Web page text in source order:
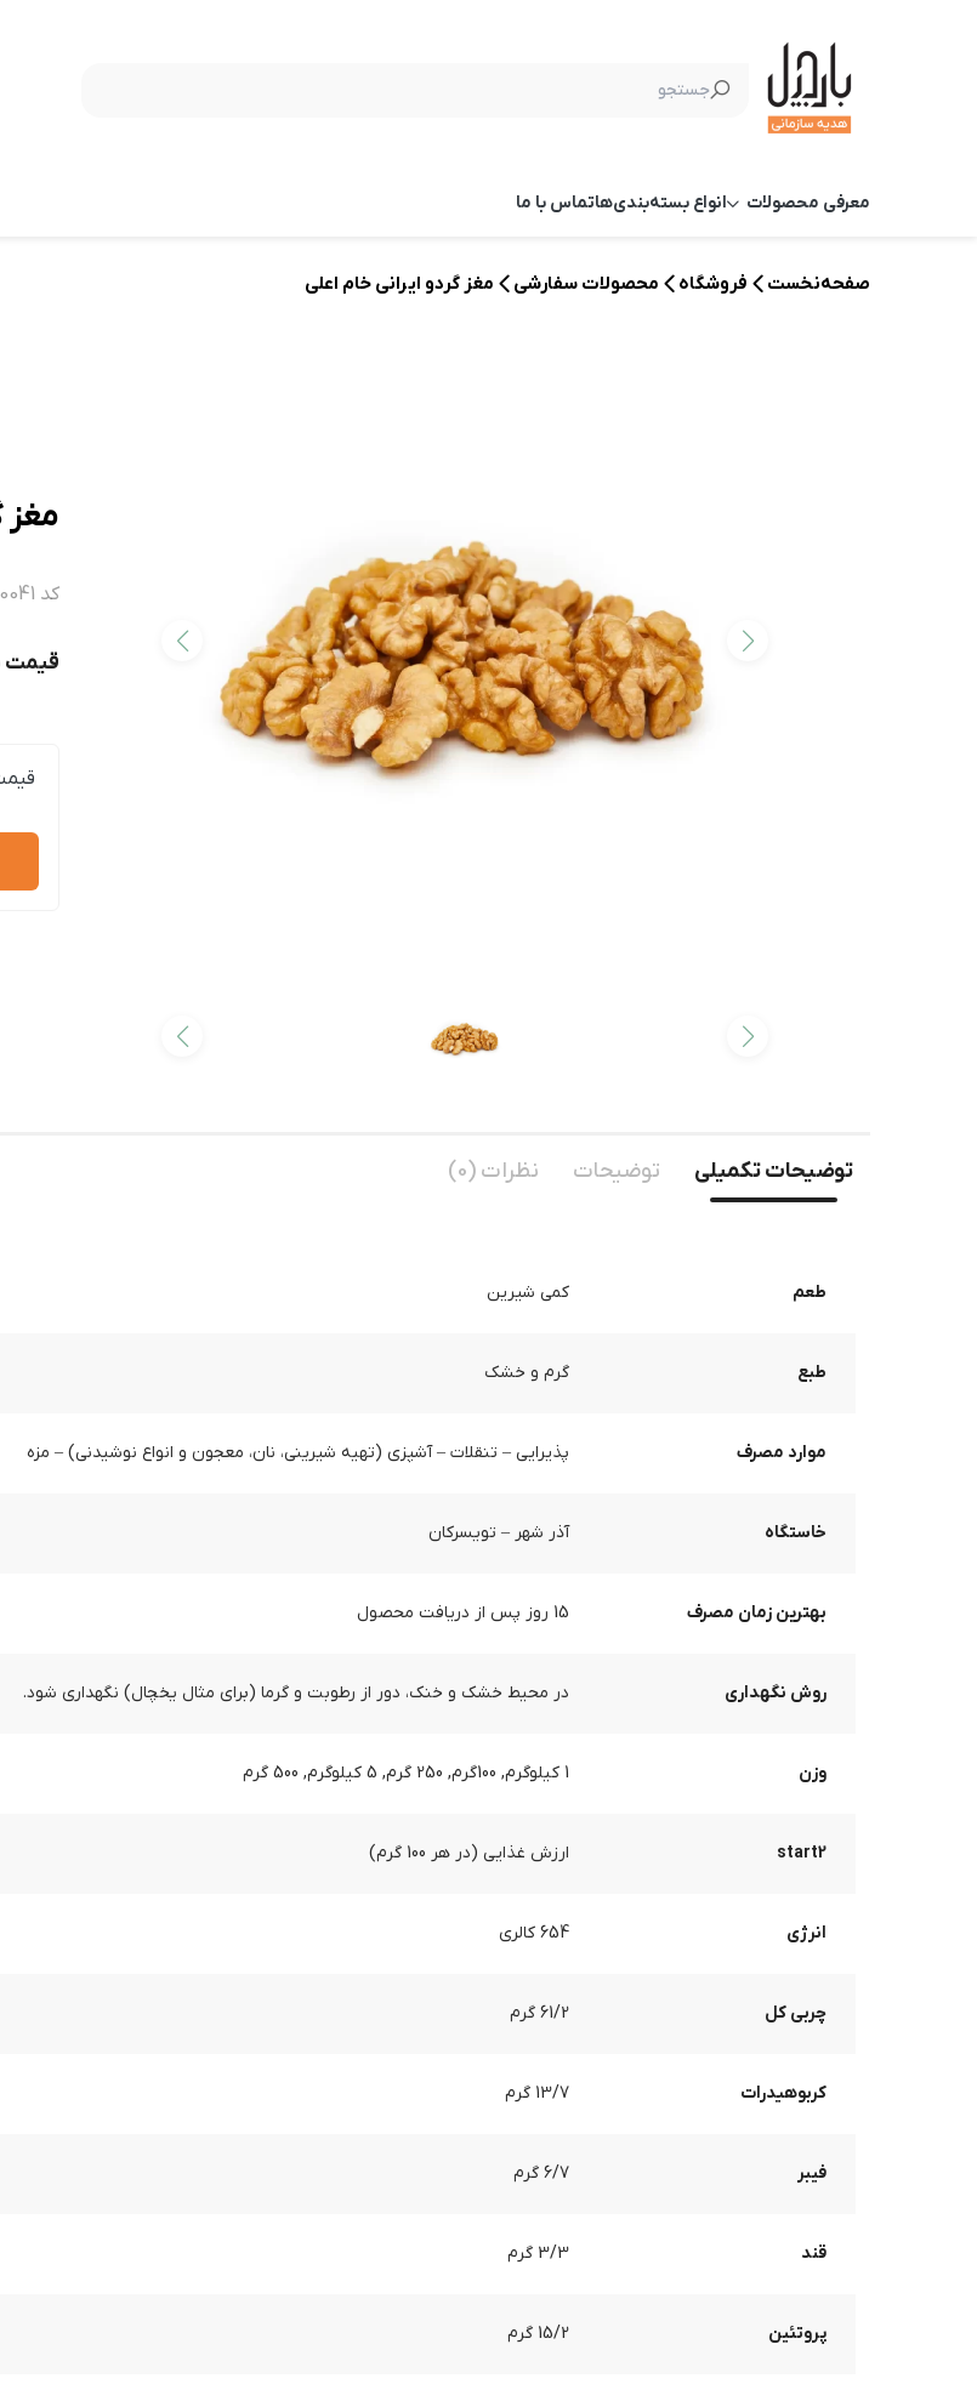
معرفی محصولات انواع بسته‌بندی‌هاتماس با ما
صفحه‌نخست فروشگاه محصولات سفارشی مغز گردو ایرانی خام اعلی
مغز
کد
قیمت
توضیحات تکمیلی توضیحات نظرات (0)
طعم کمی شیرین
طبع گرم و خشک
موارد مصرف پذیرایی – تنقلات – آشپزی (تهیه شیرینی، نان، معجون و انواع نوشیدنی) – مزه
خاستگاه آذر شهر – تویسرکان
بهترین زمان مصرف 15 روز پس از دریافت محصول
روش نگهداری در محیط خشک و خنک، دور از رطوبت و گرما (برای مثال یخچال) نگهداری شود.
وزن 1 کیلوگرم, 100گرم, 250 گرم, 5 کیلوگرم, 500 گرم
start2 ارزش غذایی (در هر 100 گرم)
انرژی 654 کالری
چربی کل 61/2 گرم
کربوهیدرات 13/7 گرم
فیبر 6/7 گرم
قند 3/3 گرم
پروتئین 15/2 گرم